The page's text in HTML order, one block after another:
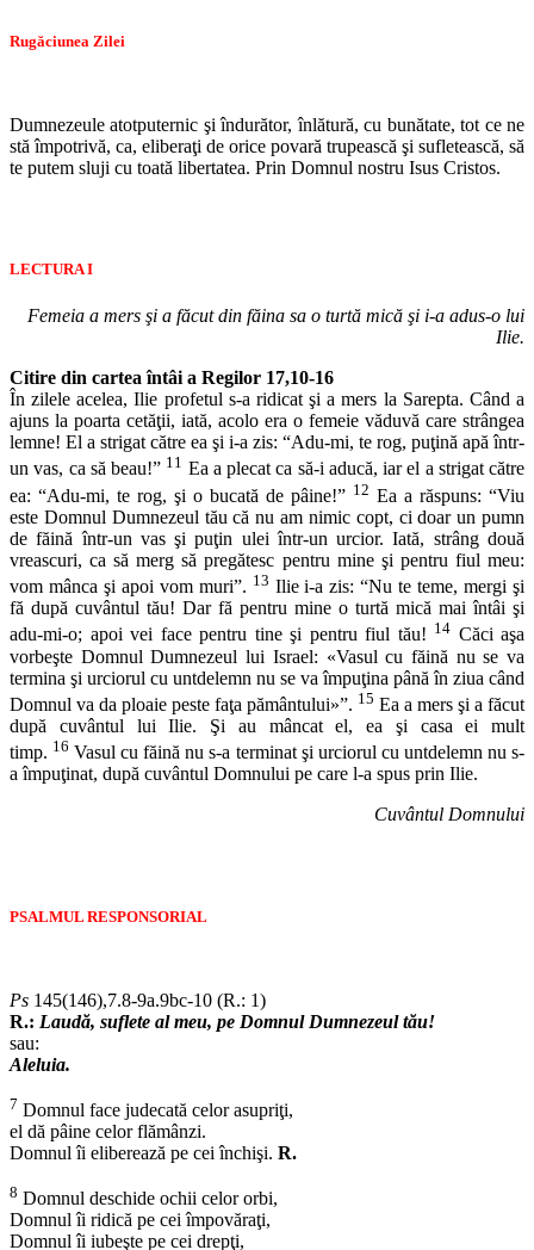
Rugăciunea Zilei
Dumnezeule atotputernic şi îndurător, înlătură, cu bunătate, tot ce ne
stă împotrivă, ca, eliberaţi de orice povară trupească şi sufletească, să
te putem sluji cu toată libertatea. Prin Domnul nostru Isus Cristos.
LECTURA I
Femeia a mers şi a făcut din făina sa o turtă mică şi i-a adus-o lui
Ilie.
Citire din cartea întâi a Regilor 17,10-16
În zilele acelea, Ilie profetul s-a ridicat şi a mers la Sarepta. Când a
ajuns la poarta cetăţii, iată, acolo era o femeie văduvă care strângea
lemne! El a strigat către ea şi i-a zis: “Adu-mi, te rog, puţină apă într-
un vas, ca să beau!” 11 Ea a plecat ca să-i aducă, iar el a strigat către
ea: “Adu-mi, te rog, şi o bucată de pâine!” 12 Ea a răspuns: “Viu
este Domnul Dumnezeul tău că nu am nimic copt, ci doar un pumn
de făină într-un vas şi puţin ulei într-un urcior. Iată, strâng două
vreascuri, ca să merg să pregătesc pentru mine şi pentru fiul meu:
vom mânca şi apoi vom muri”. 13 Ilie i-a zis: “Nu te teme, mergi şi
fă după cuvântul tău! Dar fă pentru mine o turtă mică mai întâi şi
adu-mi-o; apoi vei face pentru tine şi pentru fiul tău! 14 Căci aşa
vorbeşte Domnul Dumnezeul lui Israel: «Vasul cu făină nu se va
termina şi urciorul cu untdelemn nu se va împuţina până în ziua când
Domnul va da ploaie peste faţa pământului»”. 15 Ea a mers şi a făcut
după cuvântul lui Ilie. Şi au mâncat el, ea şi casa ei mult
timp. 16 Vasul cu făină nu s-a terminat şi urciorul cu untdelemn nu s-
a împuţinat, după cuvântul Domnului pe care l-a spus prin Ilie.
Cuvântul Domnului
PSALMUL RESPONSORIAL
Ps 145(146),7.8-9a.9bc-10 (R.: 1)
R.: Laudă, suflete al meu, pe Domnul Dumnezeul tău!
sau:
Aleluia.
7 Domnul face judecată celor asupriţi,
el dă pâine celor flămânzi.
Domnul îi eliberează pe cei închişi. R.
8 Domnul deschide ochii celor orbi,
Domnul îi ridică pe cei împovăraţi,
Domnul îi iubeşte pe cei drepţi,